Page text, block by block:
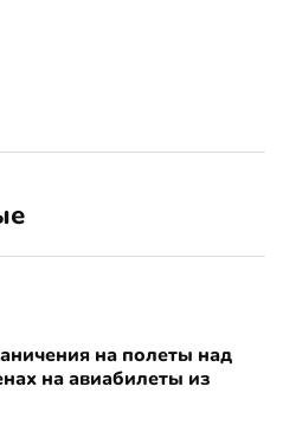
на полеты над
на авиабилеты из